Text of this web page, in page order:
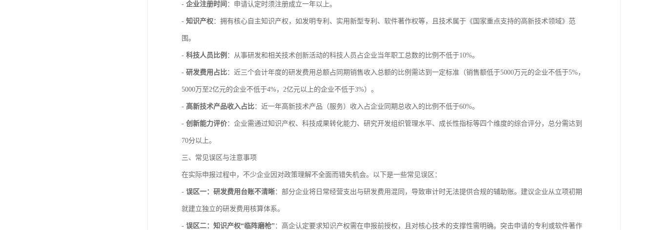
- 企业注册时间 ：申请认定时须注册成立一年以上。
- 知识产权：拥有核心自主知识产权，如发明专利、实用新型专利、软件著作权等，且技术属于《国家重点支持的高新技术领域》范
围。
- 科技人员比例 ：从事研发和相关技术创新活动的科技人员占企业当年职工总数的比例不低于10%。
- 研发费用占比：近三个会计年度的研发费用总额占同期销售收入总额的比例需达到一定标准（销售额低于5000万元的企业不低于5%，
5000万至2亿元的企业不低于4%，2亿元以上的企业不低于3%）。
- 高新技术产品收入占比：近一年高新技术产品（服务）收入占企业同期总收入的比例不低于60%。
- 创新能力评价：企业需通过知识产权、科技成果转化能力、研究开发组织管理水平、成长性指标等四个维度的综合评分，总分需达到
70分以上。
三、常见误区与注意事项
在实际申报过程中，不少企业因对政策理解不全面而错失机会。以下是一些常见误区：
- 误区一：研发费用台账不清晰：部分企业将日常经营支出与研发费用混同，导致审计时无法提供合规的辅助账。建议企业从立项初期
就建立独立的研发费用核算体系。
- 误区二：知识产权“临阵磨枪”：高企认定要求知识产权需在申报前授权，且对核心技术的支撑性需明确。突击申请的专利或软件著作